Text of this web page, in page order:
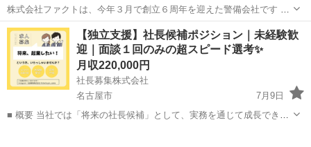
株式会社ファクトは、今年３月で創立６周年を迎えた警備会社です 株
式会社ファクトは高速道路・一般道の交通規制・交通誘導警備をメイ
ンとし、全国各地で活躍しています！ 東海エリアの新拠点を設立予定
スタートから一緒に活躍...
愛知 名古屋市 その他 業務
【独立支援】社長候補ポジション｜未経験歓
迎｜面談１回のみの超スピード選考✨
月収220,000円
社長募集株式会社
名古屋市
7月9日
■ 概要 当社では「将来の社長候補」として、実務を通じて成長できる